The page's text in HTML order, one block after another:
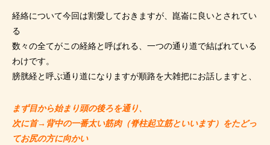
経絡について今回は割愛しておきますが、崑崙に良いとされてい
る
数々の全てがこの経絡と呼ばれる、一つの通り道で結ばれている
わけです。
膀胱経と呼ぶ通り道になりますが順路を大雑把にお話しますと、
まず目から始まり頭の後ろを通り、
次に首→背中の一番太い筋肉（脊柱起立筋といいます）をたどっ
てお尻の方に向かい